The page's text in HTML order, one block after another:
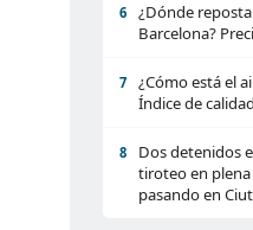
6
¿Dónde
Barcelona?
7
¿Cómo está el
Índice de
8
Dos detenidos
tiroteo en
pasando en